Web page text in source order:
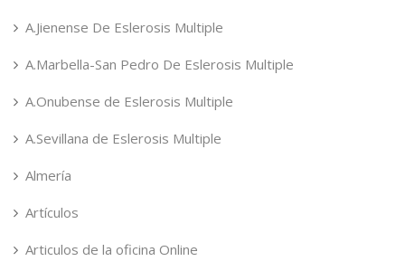
A.Jienense De Eslerosis Multiple
A.Marbella-San Pedro De Eslerosis Multiple
A.Onubense de Eslerosis Multiple
A.Sevillana de Eslerosis Multiple
Almería
Artículos
Articulos de la oficina Online